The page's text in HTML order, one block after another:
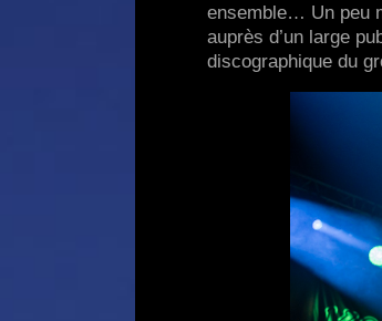
ensemble… Un peu
auprès d’un large
discographique du